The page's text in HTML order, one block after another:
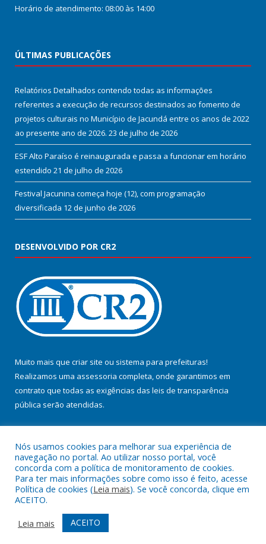
Horário de atendimento: 08:00 às 14:00
ÚLTIMAS PUBLICAÇÕES
Relatórios Detalhados contendo todas as informações
referentes a execução de recursos destinados ao fomento de
projetos culturais no Município de Jacundá entre os anos de 2022
ao presente ano de 2026. 23 de julho de 2026
ESF Alto Paraíso é reinaugurada e passa a funcionar em horário
estendido 21 de julho de 2026
Festival Jacunina começa hoje (12), com programação
diversificada 12 de junho de 2026
DESENVOLVIDO POR CR2
Muito mais que criar site ou sistema para prefeituras!
Realizamos uma assessoria completa, onde garantimos em
contrato que todas as exigências das leis de transparência
pública serão atendidas.
Todos os direitos reservados a Prefeitura Municipal de Jacundá.
Mapa do Site
Acessar Área Administrativa
Acessar Webmail
Nós usamos cookies para melhorar sua experiência de
navegação no portal. Ao utilizar nosso portal, você
concorda com a política de monitoramento de cookies.
Para ter mais informações sobre como isso é feito, acesse
Política de cookies (Leia mais). Se você concorda, clique em
ACEITO.
Leia mais
ACEITO